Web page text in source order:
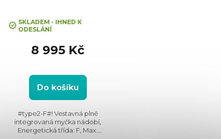
SKLADEM - IHNED K
ODESLÁNÍ
8 995 Kč
Do košíku
#type2-F#! Vestavná plně
integrovaná myčka nádobí,
Energetická třída: F, Max.